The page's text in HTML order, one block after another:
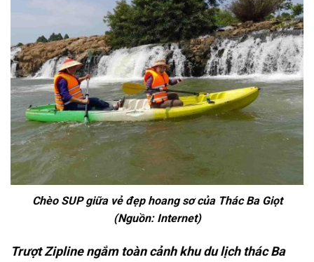
Chèo SUP giữa vẻ đẹp hoang sơ của Thác Ba Giọt
(Nguồn: Internet)
Trượt Zipline ngắm toàn cảnh khu du lịch thác Ba